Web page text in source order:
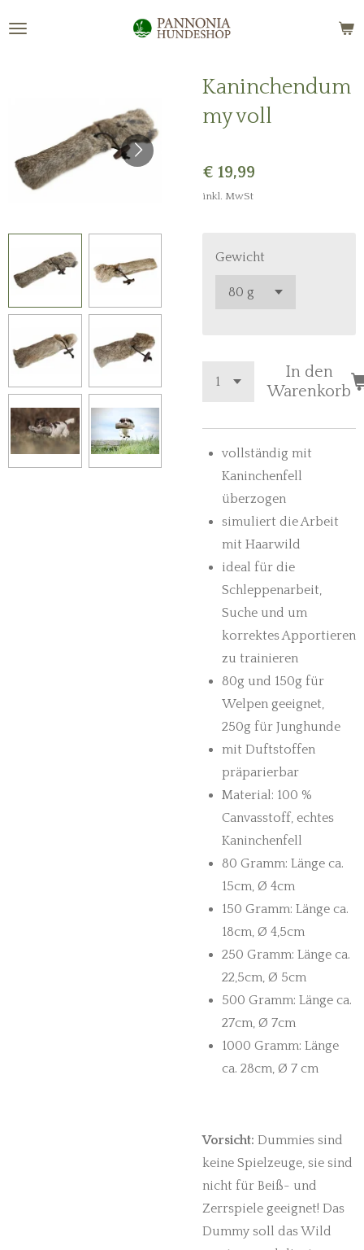
Kaninchendum
my voll
€ 19,99
inkl. MwSt
Gewicht
In den
Warenkorb
vollständig mit
Kaninchenfell
überzogen
simuliert die Arbeit
mit Haarwild
ideal für die
Schleppenarbeit,
Suche und um
korrektes Apportieren
zu trainieren
80g und 150g für
Welpen geeignet,
250g für Junghunde
mit Duftstoffen
präparierbar
Material: 100 %
Canvasstoff, echtes
Kaninchenfell
80 Gramm: Länge ca.
15cm, Ø 4cm
150 Gramm: Länge ca.
18cm, Ø 4,5cm
250 Gramm: Länge ca.
22,5cm, Ø 5cm
500 Gramm: Länge ca.
27cm, Ø 7cm
1000 Gramm: Länge
ca. 28cm, Ø 7 cm
Vorsicht: Dummies sind
keine Spielzeuge, sie sind
nicht für Beiß- und
Zerrspiele geeignet! Das
Dummy soll das Wild